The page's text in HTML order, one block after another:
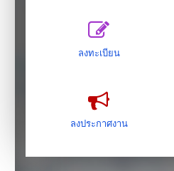
ลงทะเบียน
ลงประกาศงาน